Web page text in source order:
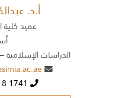
أ.د.
عميد كلية
الدراسات الإسلامية